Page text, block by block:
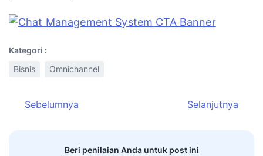
Kategori :
Bisnis
Omnichannel
Sebelumnya Selanjutnya
Beri penilaian Anda untuk post ini